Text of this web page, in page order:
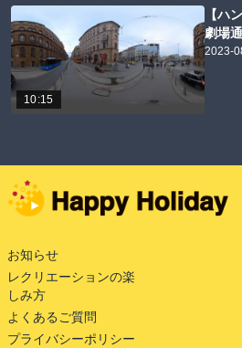
10:15
【ハ
劇場
2023-
お知らせ
レクリエーションの楽
しみ方
よくあるご質問
プライバシーポリシー